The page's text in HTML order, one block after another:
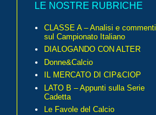
LE NOSTRE RUBRICHE
CLASSE A – Analisi e commenti
sul Campionato Italiano
DIALOGANDO CON ALTER
Donne&Calcio
IL MERCATO DI CIP&CIOP
LATO B – Appunti sulla Serie
Cadetta
Le Favole del Calcio